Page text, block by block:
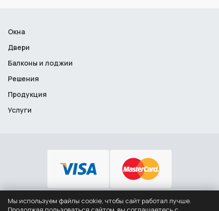
Окна
Двери
Балконы и лоджии
Решения
Продукция
Услуги
+7 (495) 646-12-46
Мы используем файлы cookie, чтобы сайт работал лучше.